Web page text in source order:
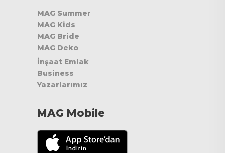
MAG Summer
MAG Kids
MAG Bride
MAG Deko
İnşaat Emlak
Business
Yazarlarımız
MAG Mobile